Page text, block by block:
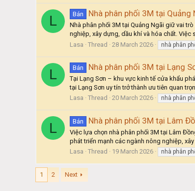
L Bán Nhà phân phối 3M tại Quảng
Nhà phân phối 3M tại Quảng Ngãi giữ vai
nghiệp, xây dựng, dầu khí và hóa chất.
Lasa
Thread 28 March 2026 nhà phân
L Bán Nhà phân phối 3M tại Lạng
Tại Lạng Sơn – khu vực kinh tế cửa khẩu
tại Lạng Sơn uy tín trở thành ưu tiên quan
Lasa
Thread 20 March 2026 nhà phân
L Bán Nhà phân phối 3M tại Lâm
Việc lựa chọn nhà phân phối 3M tại Lâm
phát triển mạnh các ngành nông nghiệp,
Lasa
Thread 19 March 2026 nhà phân
1 2 Next